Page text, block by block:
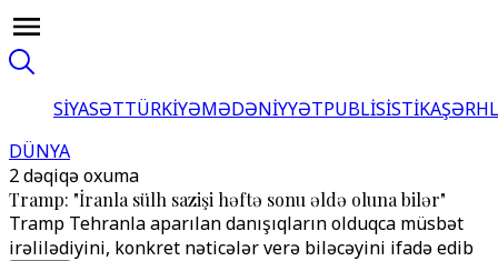
SİYASƏTTÜRKİYƏMƏDƏNİYYƏTPUBLİSİSTİKA
DÜNYA
2 dəqiqə oxuma
Tramp: "İranla sülh sazişi həftə sonu əldə oluna bilər"
Tramp Tehranla aparılan danışıqların olduqca müsbət
irəlilədiyini, konkret nəticələr verə biləcəyini ifadə edib